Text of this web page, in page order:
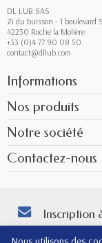
DL LUB SAS
Zi du buisson - 1 boulevard
42230 Roche la Molière
+33 (0)4 77 90 08 50
contact@dllub.com
Informations
Nos produits
Notre société
Contactez-nous
Inscription